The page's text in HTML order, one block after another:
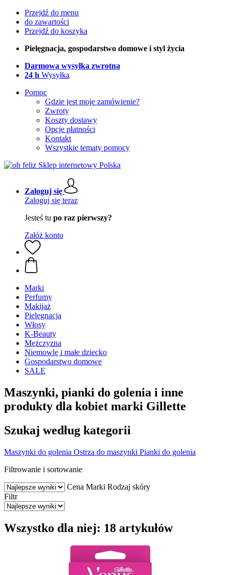
Przejdź do menu
do zawartości
Przejdź do koszyka
Pielęgnacja, gospodarstwo domowe i styl życia
Darmowa wysyłka zwrotna
24 h Wysyłka
Pomoc
Gdzie jest moje zamówienie?
Zwroty
Koszty dostawy
Opcje płatności
Kontakt
Wszystkie tematy pomocy
Zaloguj się
Zaloguj się teraz
Jesteś tu po raz pierwszy?
Załóż konto
Marki
Perfumy
Makijaż
Pielęgnacja
Włosy
K-Beauty
Mężczyzna
Niemowlę i małe dziecko
Gospodarstwo domowe
SALE
Maszynki, pianki do golenia i inne
produkty dla kobiet marki Gillette
Szukaj według kategorii
Maszynki do golenia Ostrza do maszynki Pianki do golenia
Filtrowanie i sortowanie
Cena Marki Rodzaj skóry
Filtr
Wszystko dla niej: 18 artykułów